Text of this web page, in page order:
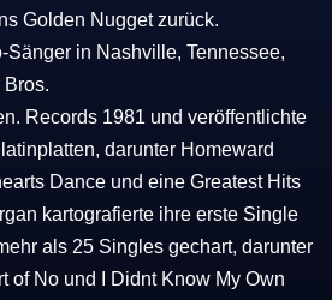
Golden Nugget zurück.
in Nashville, Tennessee,
Records 1981 und veröffentlichte
darunter Homeward
Dance und eine Greatest Hits
kartografierte ihre erste Single
als 25 Singles gechart, darunter
of No und I Didnt Know My Own